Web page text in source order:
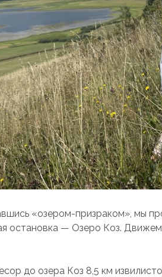
«озером-призраком», мы
остановка — Озеро Коз.
до озера Коз 8,5 км